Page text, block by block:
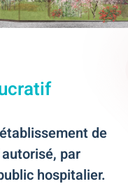
de
par
hospitalier.